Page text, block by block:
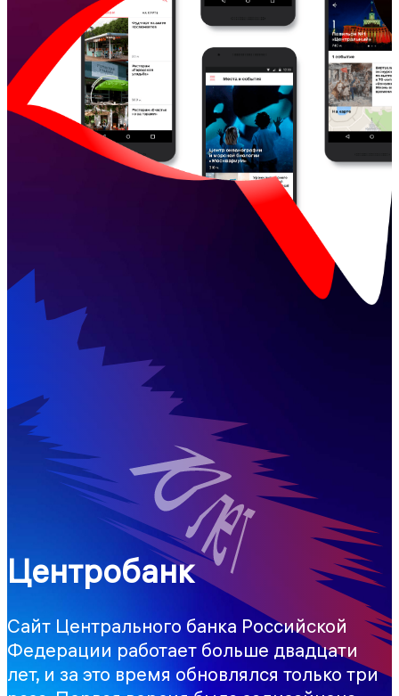
Центробанк
Сайт Центрального банка Российской
Федерации работает больше двадцати
лет, и за это время обновлялся только три